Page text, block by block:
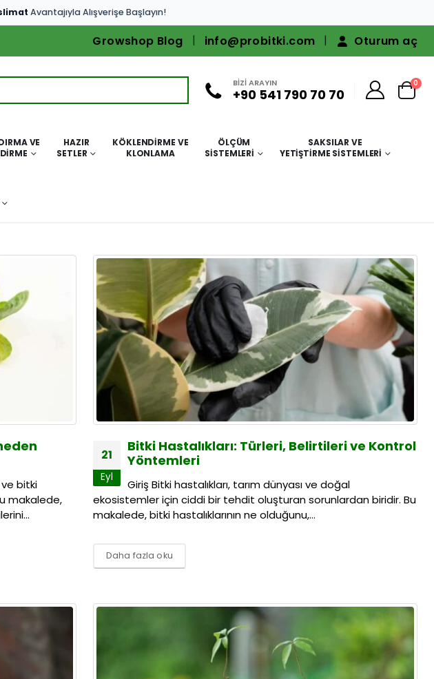
Avantajıyla Alışverişe Başlayın!
Growshop Blog info@probitki.com Oturum aç
BİZİ ARAYIN
+90 541 790 70 70
0
VE
HAZIR
SETLER
KÖKLENDIRME VE
KLONLAMA
ÖLÇÜM
SISTEMLERI
SAKSILAR VE
YETIŞTIRME SISTEMLERI
ve bitki
makalede,
21
Eyl
Bitki Hastalıkları: Türleri, Belirtileri ve Kontrol
Yöntemleri
Giriş Bitki hastalıkları, tarım dünyası ve doğal
ekosistemler için ciddi bir tehdit oluşturan sorunlardan biridir. Bu
makalede, bitki hastalıklarının ne olduğunu,...
Daha fazla oku